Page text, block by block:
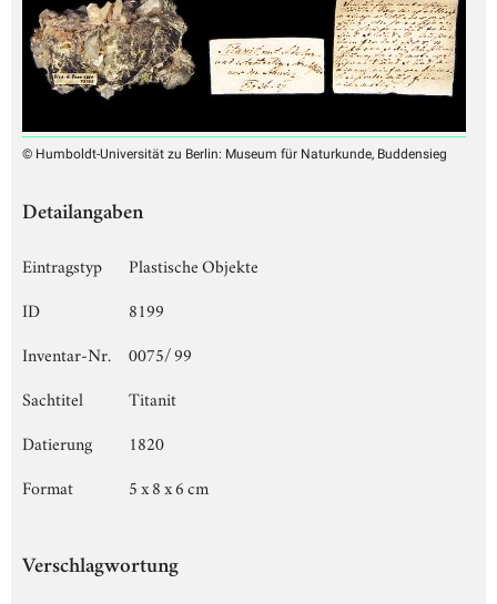
© Humboldt-Universität zu Berlin: Museum für Naturkunde, Buddensieg
Detailangaben
Eintragstyp
Plastische Objekte
ID
8199
Inventar-Nr.
0075/ 99
Sachtitel
Titanit
Datierung
1820
Format
5 x 8 x 6 cm
Verschlagwortung